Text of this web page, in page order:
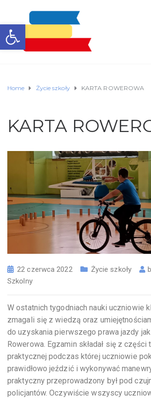
Otwórz pasek narzędzi
Home Życie szkoły KARTA ROWEROWA
KARTA
22 czerwca 2022 Życie szkoły
Szkolny
W ostatnich tygodniach nauki uczniowie
zmagali się z wiedzą oraz
do uzyskania pierwszego prawa jazdy
Rowerowa. Egzamin składał się z
praktycznej podczas której uczniowie
prawidłowo jeździć i wykonywać
praktyczny przeprowadzony był pod
policjantów. Oczywiście wszyscy